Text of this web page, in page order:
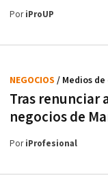
PoriProUP
Tras renunciar
negocios de
NEGOCIOS / Medios
PoriProfesional